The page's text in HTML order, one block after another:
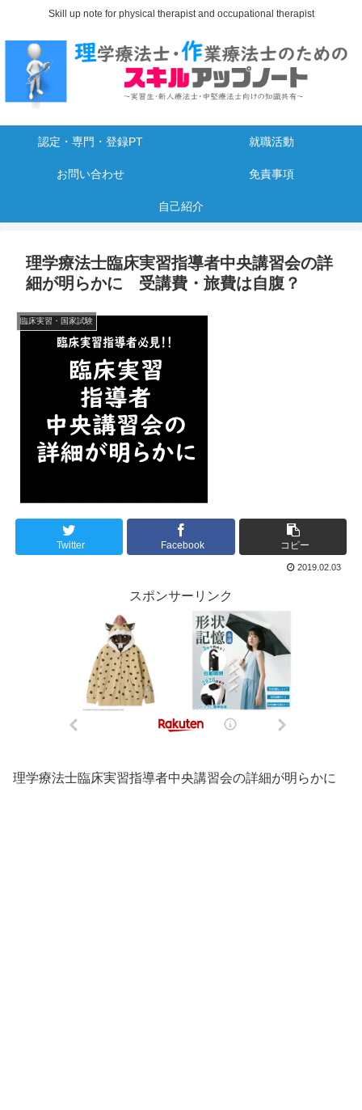
Skill up note for physical therapist and occupational therapist
認定・専門・登録PT 就職活動
お問い合わせ 免責事項
自己紹介
理学療法士臨床実習指導者中央講習会の詳
細が明らかに 受講費・旅費は自腹？
臨床実習・国家試験
Twitter Facebook コピー
2019.02.03
スポンサーリンク
理学療法士臨床実習指導者中央講習会の詳細が明らかに